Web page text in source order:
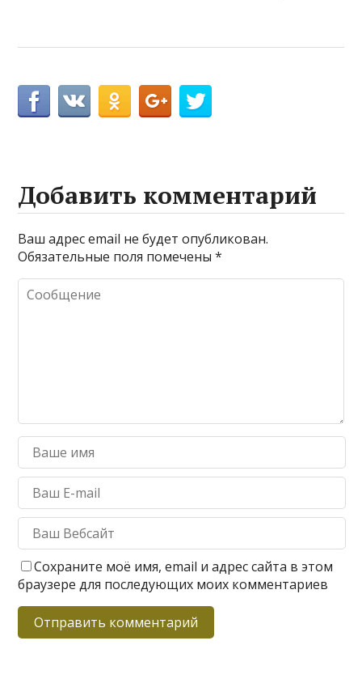
Добавить комментарий
Ваш адрес email не будет опубликован.
Обязательные поля помечены*
Сохраните моё имя, email и адрес сайта в этом
браузере для последующих моих комментариев